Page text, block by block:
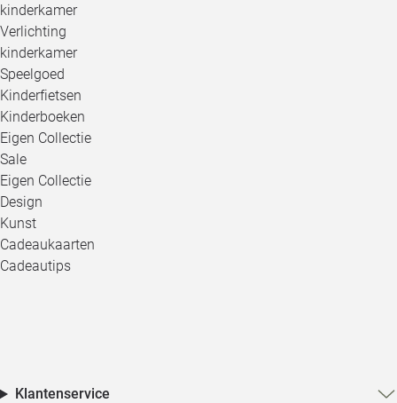
kinderkamer
Verlichting
kinderkamer
Speelgoed
Kinderfietsen
Kinderboeken
Eigen Collectie
Sale
Eigen Collectie
Design
Kunst
Cadeaukaarten
Cadeautips
Klantenservice